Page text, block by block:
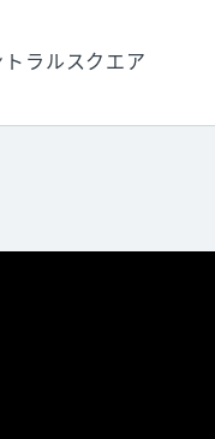
ラルスクエア